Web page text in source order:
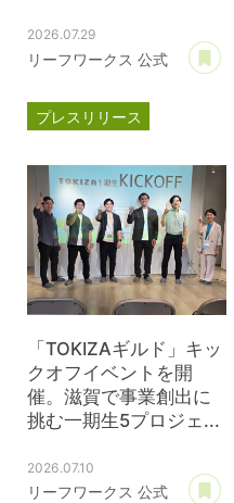
2026.07.29
リーフワークス 公式
プレスリリース
「TOKIZAギルド」キッ
クオフイベントを開
催。滋賀で事業創出に
挑む一期生5プロジェ...
2026.07.10
リーフワークス 公式